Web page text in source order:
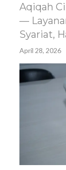
Aqiqah
—
Syariat,
April 28, 2026